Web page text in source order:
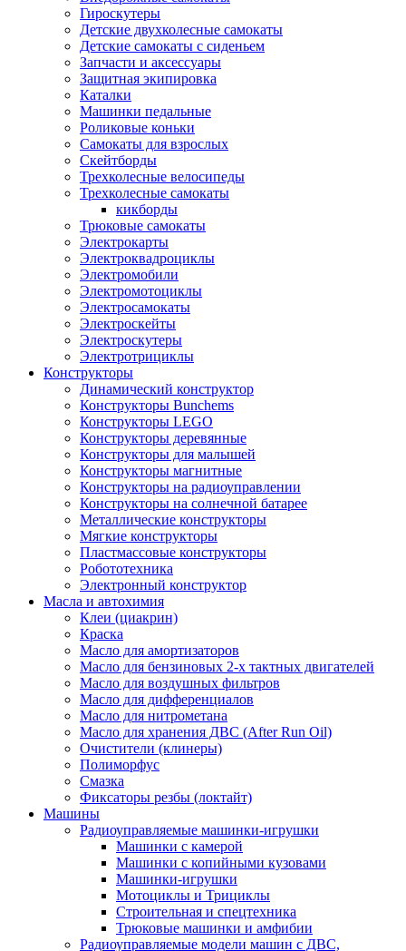
Гироскутеры
Детские двухколесные самокаты
Детские самокаты с сиденьем
Запчасти и аксессуары
Защитная экипировка
Каталки
Машинки педальные
Роликовые коньки
Самокаты для взрослых
Скейтборды
Трехколесные велосипеды
Трехколесные самокаты
кикборды
Трюковые самокаты
Электрокарты
Электроквадроциклы
Электромобили
Электромотоциклы
Электросамокаты
Электроскейты
Электроскутеры
Электротрициклы
Конструкторы
Динамический конструктор
Конструкторы Bunchems
Конструкторы LEGO
Конструкторы деревянные
Конструкторы для малышей
Конструкторы магнитные
Конструкторы на радиоуправлении
Конструкторы на солнечной батарее
Металлические конструкторы
Мягкие конструкторы
Пластмассовые конструкторы
Робототехника
Электронный конструктор
Масла и автохимия
Клеи (циакрин)
Краска
Масло для амортизаторов
Масло для бензиновых 2-х тактных двигателей
Масло для воздушных фильтров
Масло для дифференциалов
Масло для нитрометана
Масло для хранения ДВС (After Run Oil)
Очистители (клинеры)
Полиморфус
Смазка
Фиксаторы резбы (локтайт)
Машины
Радиоуправляемые машинки-игрушки
Машинки с камерой
Машинки с копийными кузовами
Машинки-игрушки
Мотоциклы и Трициклы
Строительная и спецтехника
Трюковые машинки и амфибии
Радиоуправляемые модели машин с ДВС,